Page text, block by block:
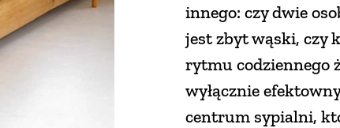
innego: czy dwie
jest zbyt wąski, czy
rytmu codziennego
wyłącznie
centrum sypialni,